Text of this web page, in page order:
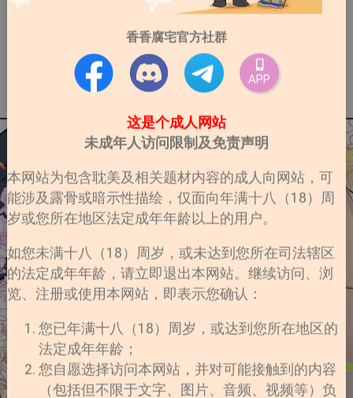
香香腐宅官方社群
APP
这是个成人网站
未成年人访问限制及免责声明
本网站为包含耽美及相关题材内容的成人向网站，可
能涉及露骨或暗示性描绘，仅面向年满十八（18）周
岁或您所在地区法定成年年龄以上的用户。
如您未满十八（18）周岁，或未达到您所在司法辖区
的法定成年年龄，请立即退出本网站。继续访问、浏
览、注册或使用本网站，即表示您确认：
您已年满十八（18）周岁，或达到您所在地区的
法定成年年龄；
您自愿选择访问本网站，并对可能接触到的内容
（包括但不限于文字、图片、音频、视频等）负